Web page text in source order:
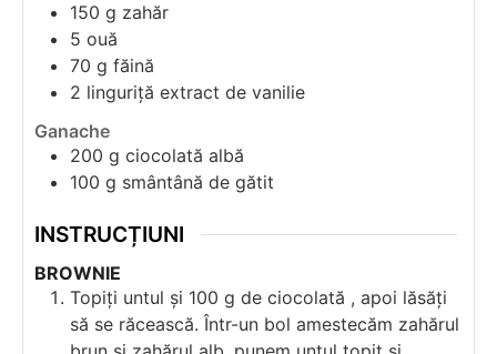
150 g zahăr
5 ouă
70 g făină
2 linguriță extract de vanilie
Ganache
200 g ciocolată albă
100 g smântână de gătit
INSTRUCȚIUNI
BROWNIE
Topiți untul și 100 g de ciocolată , apoi lăsăți
să se răcească. Într-un bol amestecăm zahărul